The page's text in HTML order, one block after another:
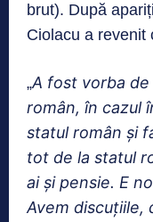
brut). După
Ciolacu a revenit
„A fost vorba
român, în cazul
statul român și
tot de la statul
ai și pensie. E
Avem discuțiile,